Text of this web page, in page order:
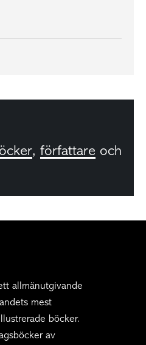
, författare och
allmänutgivande
mest
böcker.
av